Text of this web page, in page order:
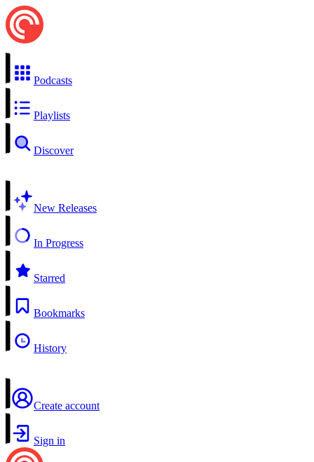
Podcasts
Playlists
Discover
New Releases
In Progress
Starred
Bookmarks
History
Create account
Sign in